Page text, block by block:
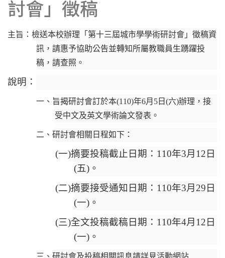
討會」徵稿
主旨：檢送本校辦理「第十三屆城市學學術研討會」徵稿資
訊，請惠予協助公告並轉知所屬教職員生踴躍投
稿，請查照。
說明：
一、旨揭研討會訂於本(110)年6月5日(六)辦理，接
受中文及英文學術論文發表。
二、研討會相關日程如下：
(一)摘要投稿截止日期：110年3月12日
(五)。
(二)摘要接受通知日期：110年3月29日
(一)。
(三)全文投稿截稿日期：110年4月12日
(一)。
三、研討會及投稿相關訊息請詳見活動網站